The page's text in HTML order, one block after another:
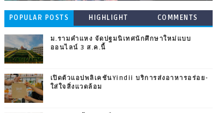
POPULAR POSTS HIGHLIGHT COMMENTS
ม.รามคำแหง จัดปฐมนิเทศนักศึกษาใหม่แบบ
ออนไลน์ 3 ส.ค.นี้
เปิดตัวแอปพลิเคชันYindii บริการส่งอาหารอร่อย-
ใส่ใจสิ่งแวดล้อม